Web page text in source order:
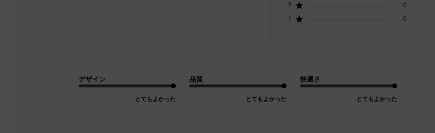
2
0
1
0
デザイン
とてもよかった
品質
とてもよかった
快適さ
とてもよかった